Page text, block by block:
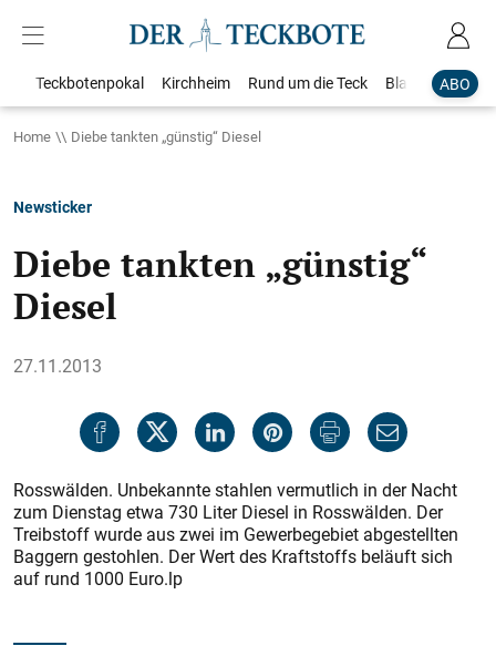
ABO
Teckbotenpokal Kirchheim Rund um die Teck Blaulicht
Home Diebe tankten „günstig“ Diesel
Newsticker
Diebe tankten „günstig“
Diesel
27.11.2013
Rosswälden. Unbekannte stahlen vermutlich in der Nacht
zum Dienstag etwa 730 Liter Diesel in Rosswälden. Der
Treibstoff wurde aus zwei im Gewerbegebiet abgestellten
Baggern gestohlen. Der Wert des Kraftstoffs beläuft sich
auf rund 1000 Euro.lp